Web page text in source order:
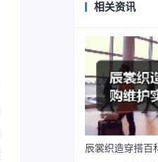
相关资讯
辰裳织造穿搭百